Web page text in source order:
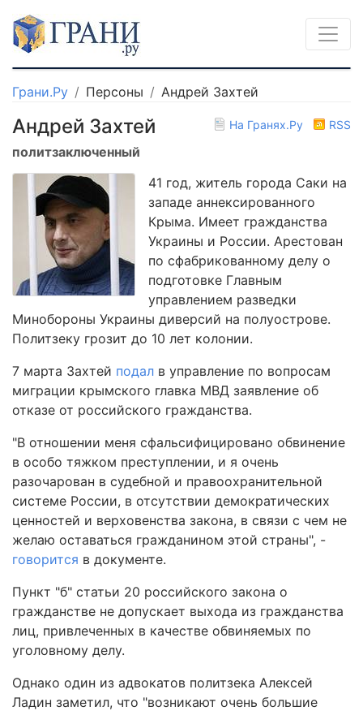
Грани.Ру Персоны Андрей Захтей
На Гранях.Ру RSS
Андрей Захтей
политзаключенный
41 год, житель города Саки на
западе аннексированного
Крыма. Имеет гражданства
Украины и России. Арестован
по сфабрикованному делу о
подготовке Главным
управлением разведки
Минобороны Украины диверсий на полуострове.
Политзеку грозит до 10 лет колонии.
7 марта Захтей подал в управление по вопросам
миграции крымского главка МВД заявление об
отказе от российского гражданства.
"В отношении меня сфальсифицировано обвинение
в особо тяжком преступлении, и я очень
разочарован в судебной и правоохранительной
системе России, в отсутствии демократических
ценностей и верховенства закона, в связи с чем не
желаю оставаться гражданином этой страны", -
говорится в документе.
Пункт "б" статьи 20 российского закона о
гражданстве не допускает выхода из гражданства
лиц, привлеченных в качестве обвиняемых по
уголовному делу.
Однако один из адвокатов политзека Алексей
Ладин заметил, что "возникают очень большие